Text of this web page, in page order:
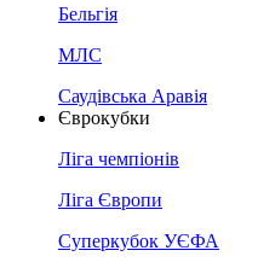
Бельгія
МЛС
Саудівська Аравія
Єврокубки
Ліга чемпіонів
Ліга Європи
Суперкубок УЄФА